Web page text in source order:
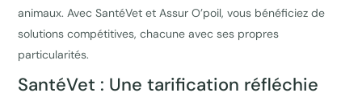
animaux. Avec SantéVet et Assur O’poil, vous bénéficiez de
solutions compétitives, chacune avec ses propres
particularités.
SantéVet : Une tarification réfléchie